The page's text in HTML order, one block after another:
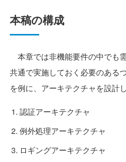
本稿の構成
本章では非機能要件の中でも
共通で実施しておく必要のある
を例に、アーキテクチャを設計し
認証アーキテクチャ
例外処理アーキテクチャ
ロギングアーキテクチャ